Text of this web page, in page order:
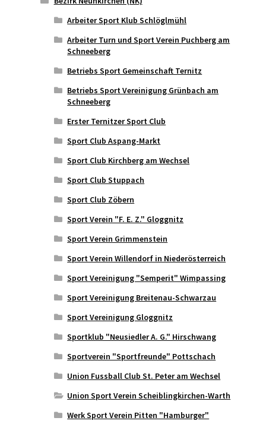
Arbeiter Sport Klub Schlöglmühl
Arbeiter Turn und Sport Verein Puchberg am
Schneeberg
Betriebs Sport Gemeinschaft Ternitz
Betriebs Sport Vereinigung Grünbach am
Schneeberg
Erster Ternitzer Sport Club
Sport Club Aspang-Markt
Sport Club Kirchberg am Wechsel
Sport Club Stuppach
Sport Club Zöbern
Sport Verein "F. E. Z." Gloggnitz
Sport Verein Grimmenstein
Sport Verein Willendorf in Niederösterreich
Sport Vereinigung "Semperit" Wimpassing
Sport Vereinigung Breitenau-Schwarzau
Sport Vereinigung Gloggnitz
Sportklub "Neusiedler A. G." Hirschwang
Sportverein "Sportfreunde" Pottschach
Union Fussball Club St. Peter am Wechsel
Union Sport Verein Scheiblingkirchen-Warth
Werk Sport Verein Pitten "Hamburger"